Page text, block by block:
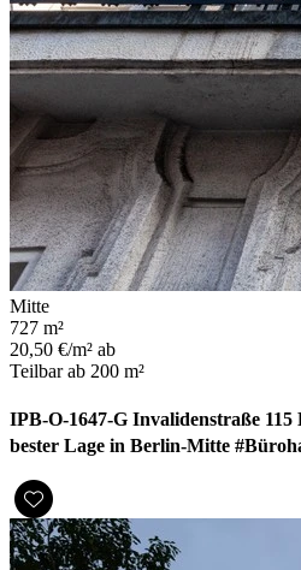
Mitte
727 m²
20,50 €/m² ab
Teilbar ab 200 m²
IPB-O-1647-G Invalidenstraße 115
bester Lage in Berlin-Mitte